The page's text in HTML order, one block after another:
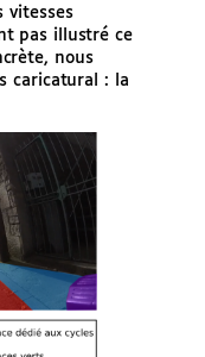
vitesses
pas illustré ce
nous
caricatural : la